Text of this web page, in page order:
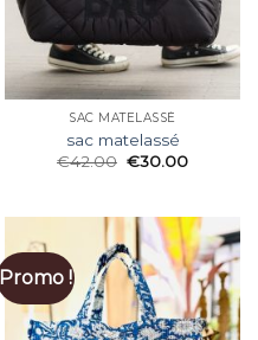
SAC MATELASSÉ
sac matelassé
€42.00 €30.00
Promo !